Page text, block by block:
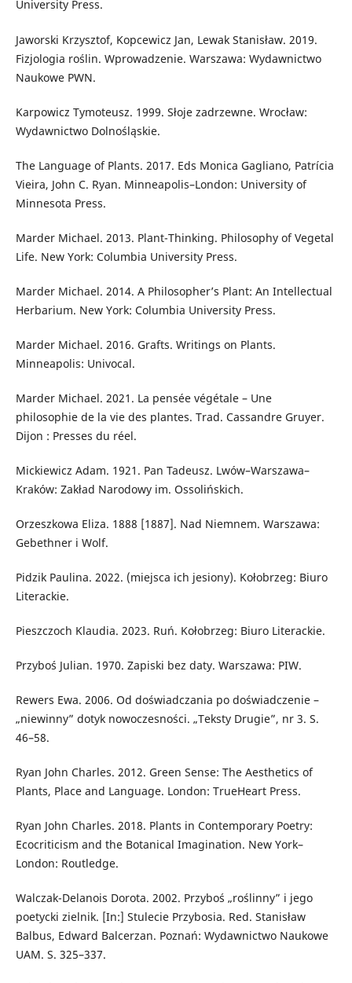
University Press.
Jaworski Krzysztof, Kopcewicz Jan, Lewak Stanisław. 2019.
Fizjologia roślin. Wprowadzenie. Warszawa: Wydawnictwo
Naukowe PWN.
Karpowicz Tymoteusz. 1999. Słoje zadrzewne. Wrocław:
Wydawnictwo Dolnośląskie.
The Language of Plants. 2017. Eds Monica Gagliano, Patrícia
Vieira, John C. Ryan. Minneapolis–London: University of
Minnesota Press.
Marder Michael. 2013. Plant-Thinking. Philosophy of Vegetal
Life. New York: Columbia University Press.
Marder Michael. 2014. A Philosopher’s Plant: An Intellectual
Herbarium. New York: Columbia University Press.
Marder Michael. 2016. Grafts. Writings on Plants.
Minneapolis: Univocal.
Marder Michael. 2021. La pensée végétale – Une
philosophie de la vie des plantes. Trad. Cassandre Gruyer.
Dijon : Presses du réel.
Mickiewicz Adam. 1921. Pan Tadeusz. Lwów–Warszawa–
Kraków: Zakład Narodowy im. Ossolińskich.
Orzeszkowa Eliza. 1888 [1887]. Nad Niemnem. Warszawa:
Gebethner i Wolf.
Pidzik Paulina. 2022. (miejsca ich jesiony). Kołobrzeg: Biuro
Literackie.
Pieszczoch Klaudia. 2023. Ruń. Kołobrzeg: Biuro Literackie.
Przyboś Julian. 1970. Zapiski bez daty. Warszawa: PIW.
Rewers Ewa. 2006. Od doświadczania po doświadczenie –
„niewinny” dotyk nowoczesności. „Teksty Drugie”, nr 3. S.
46–58.
Ryan John Charles. 2012. Green Sense: The Aesthetics of
Plants, Place and Language. London: TrueHeart Press.
Ryan John Charles. 2018. Plants in Contemporary Poetry:
Ecocriticism and the Botanical Imagination. New York–
London: Routledge.
Walczak-Delanois Dorota. 2002. Przyboś „roślinny” i jego
poetycki zielnik. [In:] Stulecie Przybosia. Red. Stanisław
Balbus, Edward Balcerzan. Poznań: Wydawnictwo Naukowe
UAM. S. 325–337.